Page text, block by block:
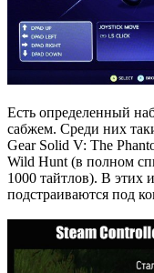
Есть определенный
сабжем. Среди них
Gear Solid V: The
Wild Hunt (в полном
1000 тайтлов). В этих
подстраиваются под